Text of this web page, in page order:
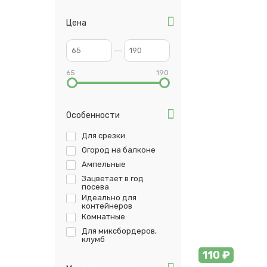
Цена
65 190
Особенности
Для срезки
Огород на балконе
Ампельные
Зацветает в год
посева
Идеально для
контейнеров
Комнатные
Для миксбордеров,
клумб
110 ₽